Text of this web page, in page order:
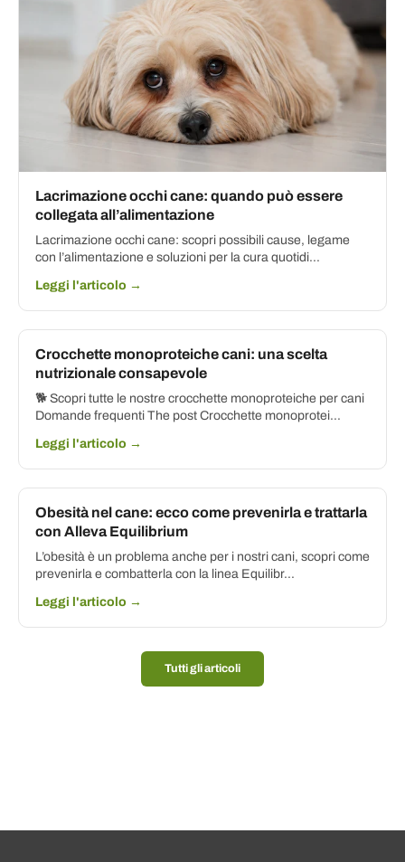
Lacrimazione occhi cane: quando può essere
collegata all’alimentazione
Lacrimazione occhi cane: scopri possibili cause, legame
con l’alimentazione e soluzioni per la cura quotidi...
Leggi l'articolo →
Crocchette monoproteiche cani: una scelta
nutrizionale consapevole
🐕 Scopri tutte le nostre crocchette monoproteiche per cani
Domande frequenti The post Crocchette monoprotei...
Leggi l'articolo →
Obesità nel cane: ecco come prevenirla e trattarla
con Alleva Equilibrium
L’obesità è un problema anche per i nostri cani, scopri come
prevenirla e combatterla con la linea Equilibr...
Leggi l'articolo →
Tutti gli articoli